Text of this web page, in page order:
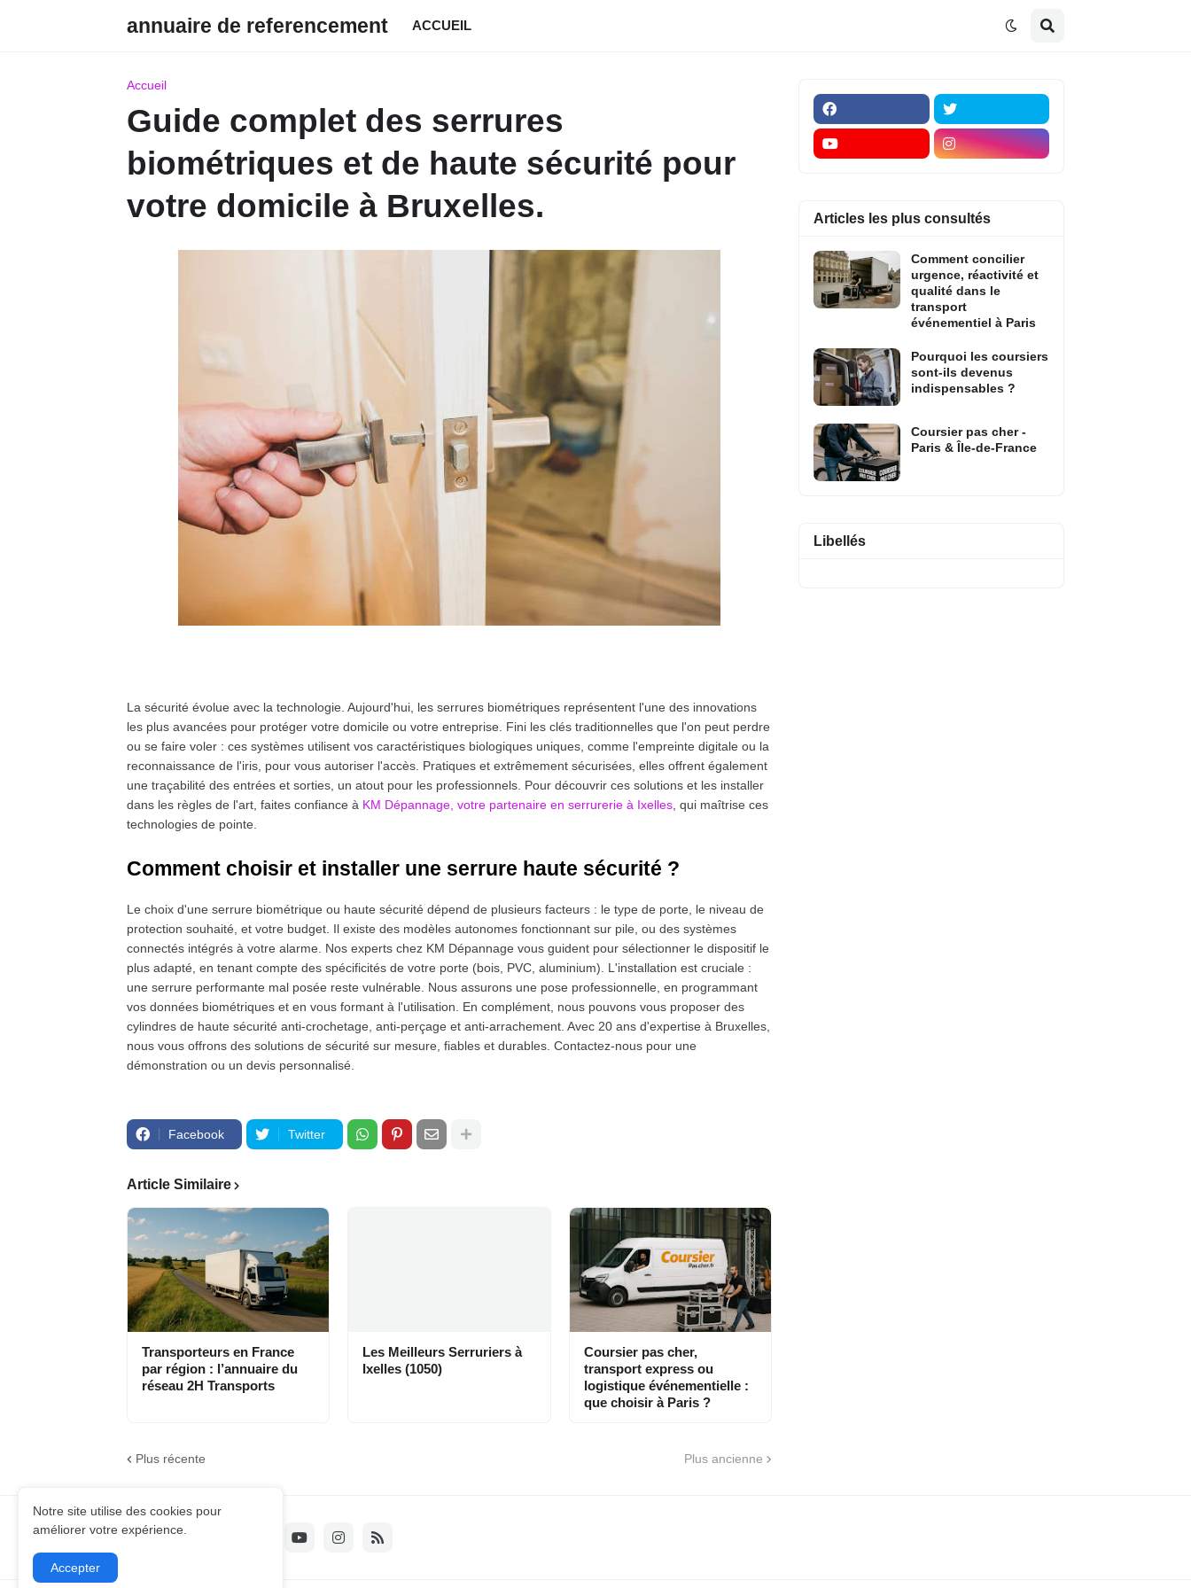
annuaire de referencement ACCUEIL
Accueil
Guide complet des serrures
biométriques et de haute sécurité pour
votre domicile à Bruxelles.
La sécurité évolue avec la technologie. Aujourd'hui, les serrures biométriques représentent l'une des innovations
les plus avancées pour protéger votre domicile ou votre entreprise. Fini les clés traditionnelles que l'on peut perdre
ou se faire voler : ces systèmes utilisent vos caractéristiques biologiques uniques, comme l'empreinte digitale ou la
reconnaissance de l'iris, pour vous autoriser l'accès. Pratiques et extrêmement sécurisées, elles offrent également
une traçabilité des entrées et sorties, un atout pour les professionnels. Pour découvrir ces solutions et les installer
dans les règles de l'art, faites confiance à KM Dépannage, votre partenaire en serrurerie à Ixelles , qui maîtrise ces
technologies de pointe.
Comment choisir et installer une serrure haute sécurité ?
Le choix d'une serrure biométrique ou haute sécurité dépend de plusieurs facteurs : le type de porte, le niveau de
protection souhaité, et votre budget. Il existe des modèles autonomes fonctionnant sur pile, ou des systèmes
connectés intégrés à votre alarme. Nos experts chez KM Dépannage vous guident pour sélectionner le dispositif le
plus adapté, en tenant compte des spécificités de votre porte (bois, PVC, aluminium). L'installation est cruciale :
une serrure performante mal posée reste vulnérable. Nous assurons une pose professionnelle, en programmant
vos données biométriques et en vous formant à l'utilisation. En complément, nous pouvons vous proposer des
cylindres de haute sécurité anti-crochetage, anti-perçage et anti-arrachement. Avec 20 ans d'expertise à Bruxelles,
nous vous offrons des solutions de sécurité sur mesure, fiables et durables. Contactez-nous pour une
démonstration ou un devis personnalisé.
Facebook Twitter
Article Similaire
Transporteurs en France
par région : l’annuaire du
réseau 2H Transports
Les Meilleurs Serruriers à
Ixelles (1050)
Coursier pas cher,
transport express ou
logistique événementielle :
que choisir à Paris ?
Plus récente Plus ancienne
Articles les plus consultés
Comment concilier
urgence, réactivité et
qualité dans le
transport
événementiel à Paris
Pourquoi les coursiers
sont-ils devenus
indispensables ?
Coursier pas cher -
Paris & Île-de-France
Libellés
Notre site utilise des cookies pour
améliorer votre expérience.
Accepter